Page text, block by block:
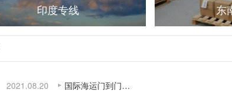
印度专线 东
2021.08.20 国际海运门到门…